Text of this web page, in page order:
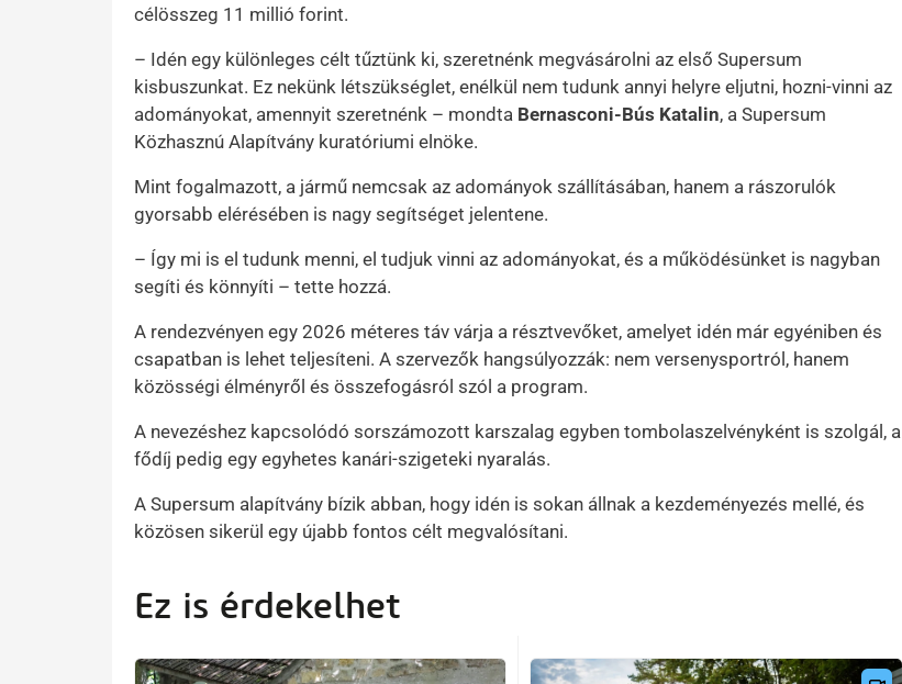
célösszeg 11 millió forint.
– Idén egy különleges célt tűztünk ki, szeretnénk megvásárolni az első Supersum
kisbuszunkat. Ez nekünk létszükséglet, enélkül nem tudunk annyi helyre eljutni, hozni-vinni az
adományokat, amennyit szeretnénk – mondta Bernasconi-Bús Katalin, a Supersum
Közhasznú Alapítvány kuratóriumi elnöke.
Mint fogalmazott, a jármű nemcsak az adományok szállításában, hanem a rászorulók
gyorsabb elérésében is nagy segítséget jelentene.
– Így mi is el tudunk menni, el tudjuk vinni az adományokat, és a működésünket is nagyban
segíti és könnyíti – tette hozzá.
A rendezvényen egy 2026 méteres táv várja a résztvevőket, amelyet idén már egyéniben és
csapatban is lehet teljesíteni. A szervezők hangsúlyozzák: nem versenysportról, hanem
közösségi élményről és összefogásról szól a program.
A nevezéshez kapcsolódó sorszámozott karszalag egyben tombolaszelvényként is szolgál, a
fődíj pedig egy egyhetes kanári-szigeteki nyaralás.
A Supersum alapítvány bízik abban, hogy idén is sokan állnak a kezdeményezés mellé, és
közösen sikerül egy újabb fontos célt megvalósítani.
Ez is érdekelhet